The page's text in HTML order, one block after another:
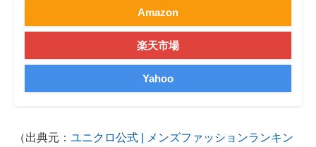
Amazon
楽天市場
Yahoo
（出典元： ユニクロ公式 | メンズファッションランキン